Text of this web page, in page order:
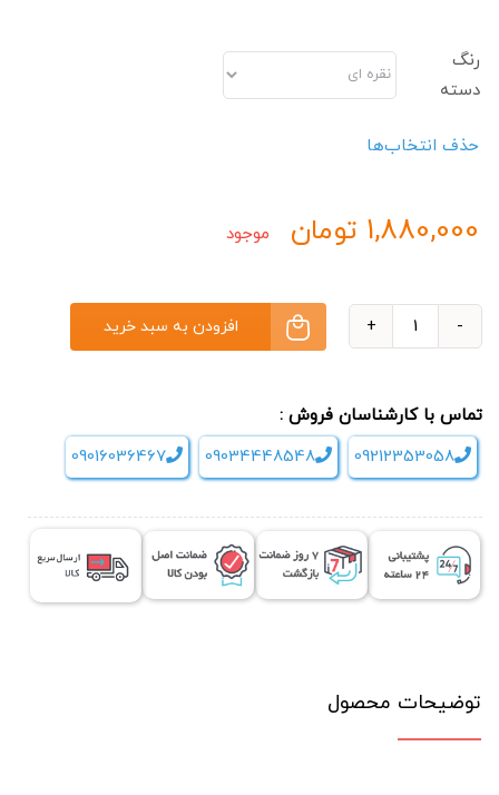
رنگ
دسته
حذف انتخاب‌ها
1,880,000 تومان موجود
آجدار
و
سنگ
گواشا
ریلکس
Relax
افزودن به سبد خرید
تماس با کارشناسان فروش :
09212353058
09034448548
09016036467
توضیحات محصول